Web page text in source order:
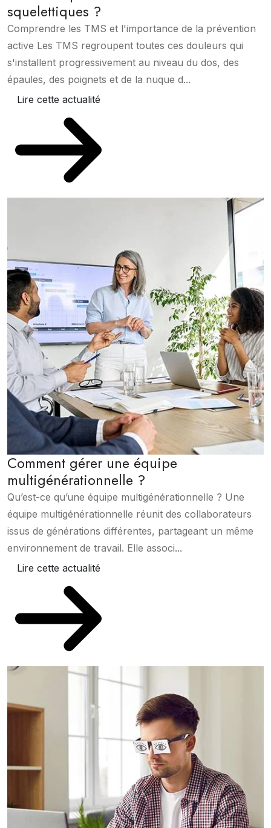
squelettiques ?
Comprendre les TMS et l'importance de la prévention
active Les TMS regroupent toutes ces douleurs qui
s'installent progressivement au niveau du dos, des
épaules, des poignets et de la nuque d...
Lire cette actualité
Comment gérer une équipe
multigénérationnelle ?
Qu’est-ce qu’une équipe multigénérationnelle ? Une
équipe multigénérationnelle réunit des collaborateurs
issus de générations différentes, partageant un même
environnement de travail. Elle associ...
Lire cette actualité